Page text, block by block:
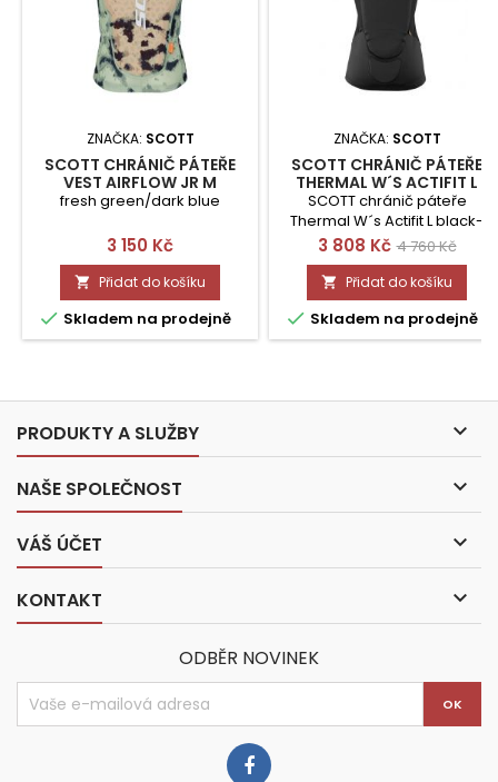
ZNAČKA: SCOTT
SCOTT CHRÁNIČ PÁTEŘE
VEST AIRFLOW JR M
fresh green/dark blue
Cena
3 150 Kč
 Přidat do košíku
 Skladem na prodejně
ZNAČKA: SCOTT
SCOTT CHRÁNIČ PÁTEŘE
THERMAL W´S ACTIFIT L
SCOTT chránič páteře
Thermal W´s Actifit L black-
sang purple
Cena
3 808 Kč Běžná
cena
4 760 Kč
 Přidat do košíku
 Skladem na prodejně
PRODUKTY A SLUŽBY 
NAŠE SPOLEČNOST 
VÁŠ ÚČET 
KONTAKT 
ODBĚR NOVINEK